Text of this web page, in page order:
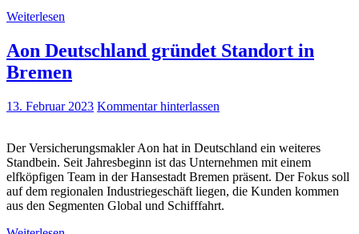
Weiterlesen
Aon Deutschland gründet Standort in
Bremen
13. Februar 2023 Kommentar hinterlassen
Der Versicherungsmakler Aon hat in Deutschland ein weiteres
Standbein. Seit Jahresbeginn ist das Unternehmen mit einem
elfköpfigen Team in der Hansestadt Bremen präsent. Der Fokus soll
auf dem regionalen Industriegeschäft liegen, die Kunden kommen
aus den Segmenten Global und Schifffahrt.